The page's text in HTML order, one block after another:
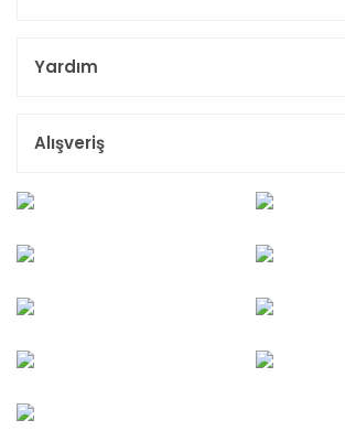
Yardım
Alışveriş